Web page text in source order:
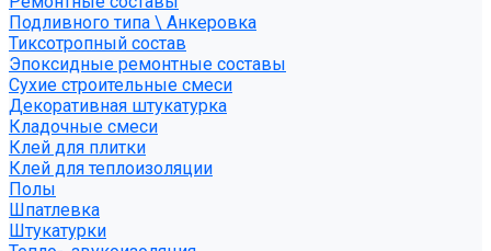
Подливного типа \ Анкеровка
Тиксотропный состав
Эпоксидные ремонтные составы
Сухие строительные смеси
Декоративная штукатурка
Кладочные смеси
Клей для плитки
Клей для теплоизоляции
Полы
Шпатлевка
Штукатурки